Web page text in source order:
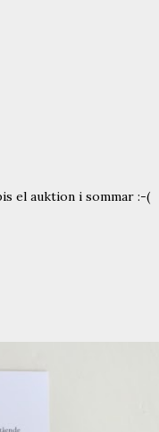
el auktion i sommar :-(